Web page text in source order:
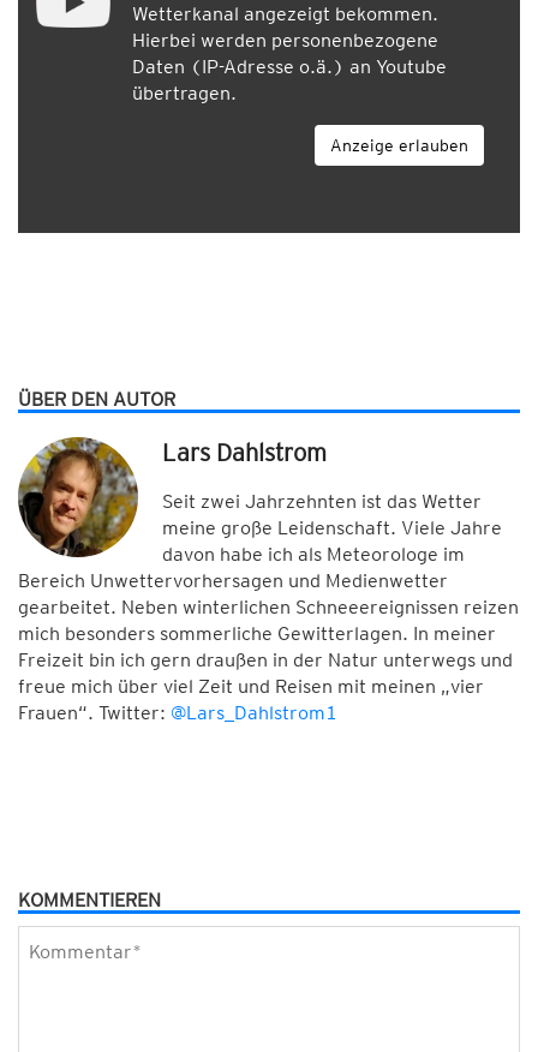
Wetterkanal angezeigt bekommen.
Hierbei werden personenbezogene
Daten (IP-Adresse o.ä.) an Youtube
übertragen.
Anzeige erlauben
ÜBER DEN AUTOR
Lars Dahlstrom
Seit zwei Jahrzehnten ist das Wetter
meine große Leidenschaft. Viele Jahre
davon habe ich als Meteorologe im
Bereich Unwettervorhersagen und Medienwetter
gearbeitet. Neben winterlichen Schneeereignissen reizen
mich besonders sommerliche Gewitterlagen. In meiner
Freizeit bin ich gern draußen in der Natur unterwegs und
freue mich über viel Zeit und Reisen mit meinen „vier
Frauen“. Twitter: @Lars_Dahlstrom1
KOMMENTIEREN